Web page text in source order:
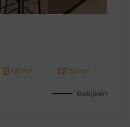
137m² 157m²
Bekijken